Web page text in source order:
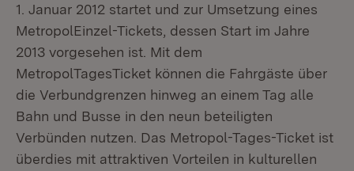
1. Januar 2012 startet und zur Umsetzung eines
MetropolEinzel-Tickets, dessen Start im Jahre
2013 vorgesehen ist. Mit dem
MetropolTagesTicket können die Fahrgäste über
die Verbundgrenzen hinweg an einem Tag alle
Bahn und Busse in den neun beteiligten
Verbünden nutzen. Das Metropol-Tages-Ticket ist
überdies mit attraktiven Vorteilen in kulturellen